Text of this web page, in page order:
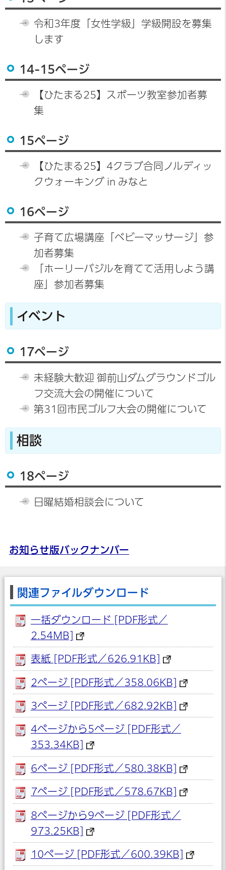
令和3年度「女性学級」学級開設を募集
します
14-15ページ
【ひたまる25】スポーツ教室参加者募
集
15ページ
【ひたまる25】4クラブ合同ノルディッ
クウォーキング in みなと
16ページ
子育て広場講座「ベビーマッサージ」参
加者募集
「ホーリーバジルを育てて活用しよう講
座」参加者募集
イベント
17ページ
未経験大歓迎 御前山ダムグラウンドゴル
フ交流大会の開催について
第31回市民ゴルフ大会の開催について
相談
18ページ
日曜結婚相談会について
お知らせ版バックナンバー
関連ファイルダウンロード
一括ダウンロード [PDF形式／
2.54MB]
表紙 [PDF形式／626.91KB]
2ページ [PDF形式／358.06KB]
3ページ [PDF形式／682.92KB]
4ページから5ページ [PDF形式／
353.34KB]
6ページ [PDF形式／580.38KB]
7ページ [PDF形式／578.67KB]
8ページから9ページ [PDF形式／
973.25KB]
10ページ [PDF形式／600.39KB]